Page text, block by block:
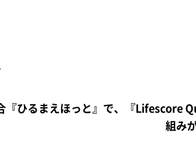
ひるまえほっと』で、『Lifescore
組み